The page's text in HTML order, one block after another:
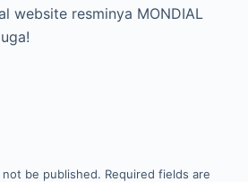
website resminya MONDIAL
be published. Required fields are